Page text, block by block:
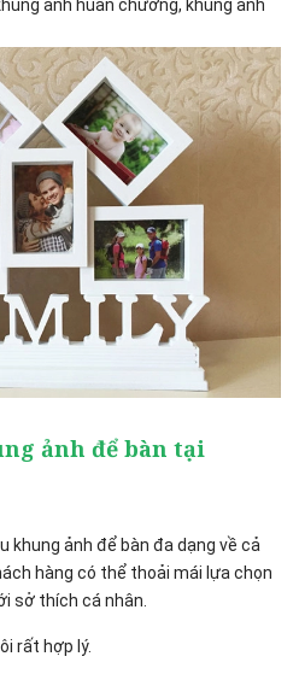
ảnh huân chương, khung ảnh
ảnh để bàn tại
khung ảnh để bàn đa dạng về cả
hàng có thể thoải mái lựa chọn
sở thích cá nhân.
rất hợp lý.